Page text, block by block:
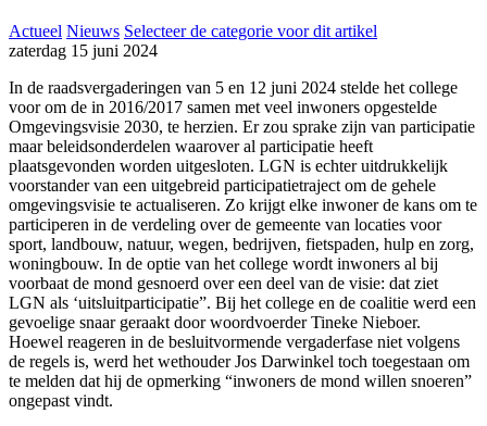
Actueel Nieuws Selecteer de categorie voor dit artikel
zaterdag 15 juni 2024
In de raadsvergaderingen van 5 en 12 juni 2024 stelde het college
voor om de in 2016/2017 samen met veel inwoners opgestelde
Omgevingsvisie 2030, te herzien. Er zou sprake zijn van participatie
maar beleidsonderdelen waarover al participatie heeft
plaatsgevonden worden uitgesloten. LGN is echter uitdrukkelijk
voorstander van een uitgebreid participatietraject om de gehele
omgevingsvisie te actualiseren. Zo krijgt elke inwoner de kans om te
participeren in de verdeling over de gemeente van locaties voor
sport, landbouw, natuur, wegen, bedrijven, fietspaden, hulp en zorg,
woningbouw. In de optie van het college wordt inwoners al bij
voorbaat de mond gesnoerd over een deel van de visie: dat ziet
LGN als ‘uitsluitparticipatie”. Bij het college en de coalitie werd een
gevoelige snaar geraakt door woordvoerder Tineke Nieboer.
Hoewel reageren in de besluitvormende vergaderfase niet volgens
de regels is, werd het wethouder Jos Darwinkel toch toegestaan om
te melden dat hij de opmerking “inwoners de mond willen snoeren”
ongepast vindt.